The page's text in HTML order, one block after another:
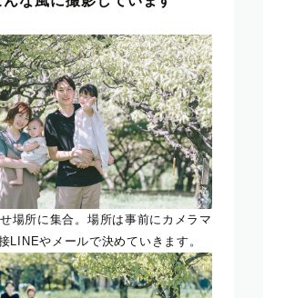
場所に集合。場所は事前にカメラマ
LINEやメールで決めていきます。